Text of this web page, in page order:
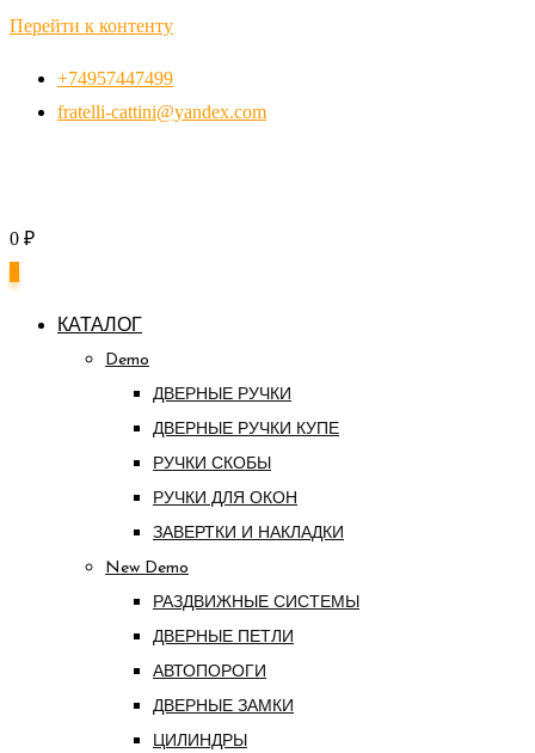
Перейти к контенту
+74957447499
fratelli-cattini@yandex.com
0 ₽
КАТАЛОГ
Demo
ДВЕРНЫЕ РУЧКИ
ДВЕРНЫЕ РУЧКИ КУПЕ
РУЧКИ СКОБЫ
РУЧКИ ДЛЯ ОКОН
ЗАВЕРТКИ И НАКЛАДКИ
New Demo
РАЗДВИЖНЫЕ СИСТЕМЫ
ДВЕРНЫЕ ПЕТЛИ
АВТОПОРОГИ
ДВЕРНЫЕ ЗАМКИ
ЦИЛИНДРЫ